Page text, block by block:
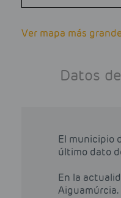
Ver mapa más grande
Datos
El municipio
último dato
En la
Aiguamúrcia.